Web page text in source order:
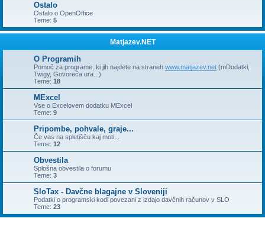
Ostalo
Ostalo o OpenOffice
Teme: 5
Matjazev.NET
O Programih
Pomoč za programe, ki jih najdete na straneh www.matjazev.net (mDodatki,
Twigy, Govoreča ura...)
Teme: 18
MExcel
Vse o Excelovem dodatku MExcel
Teme: 9
Pripombe, pohvale, graje...
Če vas na spletišču kaj moti...
Teme: 12
Obvestila
Splošna obvestila o forumu
Teme: 3
SloTax - Davčne blagajne v Sloveniji
Podatki o programski kodi povezani z izdajo davčnih računov v SLO
Teme: 23